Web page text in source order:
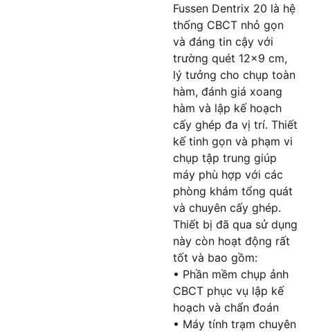
Fussen Dentrix 20 là hệ
thống CBCT nhỏ gọn
và đáng tin cậy với
trường quét 12×9 cm,
lý tưởng cho chụp toàn
hàm, đánh giá xoang
hàm và lập kế hoạch
cấy ghép đa vị trí. Thiết
kế tinh gọn và phạm vi
chụp tập trung giúp
máy phù hợp với các
phòng khám tổng quát
và chuyên cấy ghép.
Thiết bị đã qua sử dụng
này còn hoạt động rất
tốt và bao gồm:
• Phần mềm chụp ảnh
CBCT phục vụ lập kế
hoạch và chẩn đoán
• Máy tính trạm chuyên